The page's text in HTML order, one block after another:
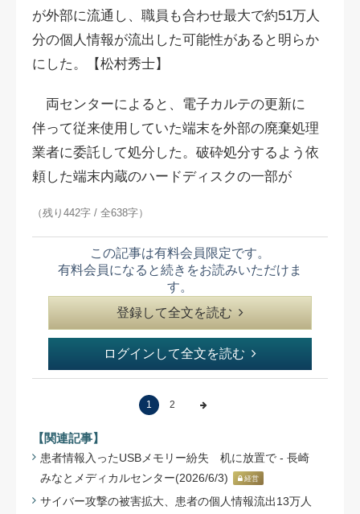
が外部に流通し、職員も合わせ最大で約51万人
分の個人情報が流出した可能性があると明らか
にした。【松村秀士】
両センターによると、電子カルテの更新に
伴って従来使用していた端末を外部の廃棄処理
業者に委託して処分した。破砕処分するよう依
頼した端末内蔵のハードディスクの一部が
（残り442字 / 全638字）
この記事は有料会員限定です。
有料会員になると続きをお読みいただけま
す。
登録して全文を読む
ログインして全文を読む
1 2
【関連記事】
患者情報入ったUSBメモリー紛失 机に放置で - 長崎
みなとメディカルセンター(2026/6/3)
経営
サイバー攻撃の被害拡大、患者の個人情報流出13万人